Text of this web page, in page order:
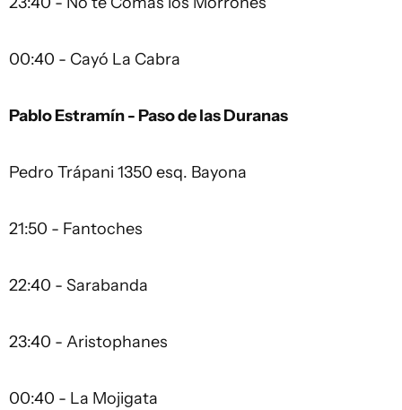
00:40 - Cayó La Cabra
Pablo Estramín - Paso de las Duranas
Pedro Trápani 1350 esq. Bayona
21:50 - Fantoches
22:40 - Sarabanda
23:40 - Aristophanes
00:40 - La Mojigata